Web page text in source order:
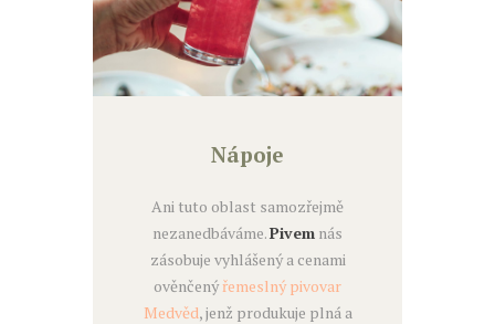
Nápoje
Ani tuto oblast samozřejmě
nezanedbáváme.Pivem nás
zásobuje vyhlášený a cenami
ověnčenýřemeslný pivovar
Medvěd, jenž produkuje plná a